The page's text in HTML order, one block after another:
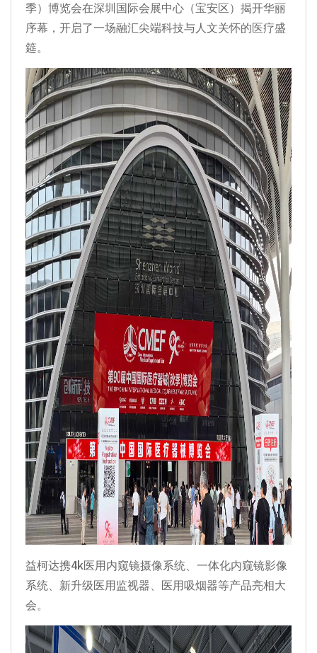
季）博览会在深圳国际会展中心（宝安区）揭开华丽
序幕，开启了一场融汇尖端科技与人文关怀的医疗盛
筵。
益柯达携4k医用内窥镜摄像系统、一体化内窥镜影像
系统、新升级医用监视器、医用吸烟器等产品亮相大
会。